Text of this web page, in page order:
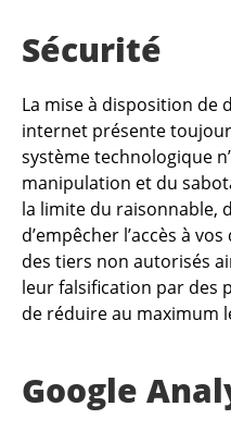
Sécurité
La mise à disposition de
internet présente
système technologique
manipulation et du
la limite du raisonnable,
d’empêcher l’accès à
des tiers non autorisés
leur falsification par des
de réduire au maximum
Google